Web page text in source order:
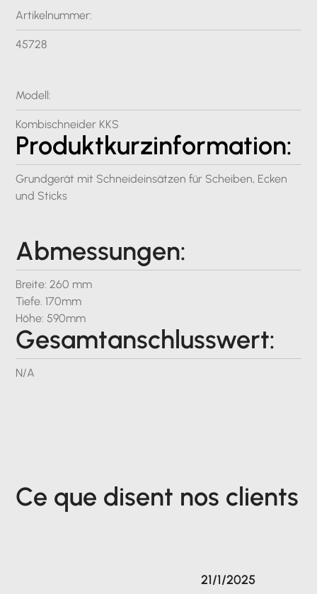
Artikelnummer:
45728
Modell:
Kombischneider KKS
Produktkurzinformation:
Grundgerät mit Schneideinsätzen für Scheiben, Ecken
und Sticks
Abmessungen:
Breite: 260 mm
Tiefe. 170mm
Höhe: 590mm
Gesamtanschlusswert:
N/A
Ce que disent nos clients
21/1/2025